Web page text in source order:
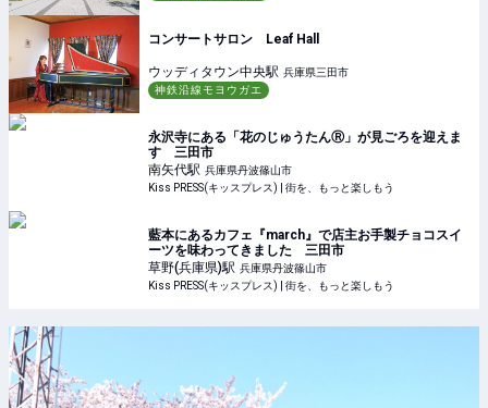
コンサートサロン Leaf Hall
ウッディタウン中央駅 兵庫県三田市
神鉄沿線モヨウガエ
永沢寺にある「花のじゅうたんⓇ」が見ごろを迎えま
す 三田市
南矢代駅 兵庫県丹波篠山市
Kiss PRESS(キッスプレス) | 街を、もっと楽しもう
藍本にあるカフェ『march』で店主お手製チョコスイ
ーツを味わってきました 三田市
草野(兵庫県)駅 兵庫県丹波篠山市
Kiss PRESS(キッスプレス) | 街を、もっと楽しもう